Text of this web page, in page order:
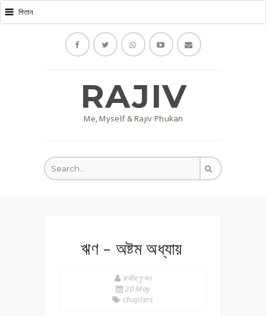
RAJIV
Me, Myself & Rajiv Phukan
ঋণ - অষ্টম অধ্যায়
ৰাজীৱ ফুকন
20 May
chapters